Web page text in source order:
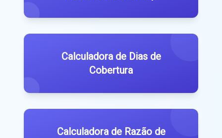
Calculadora de Dias de
Cobertura
Calculadora de Razão de